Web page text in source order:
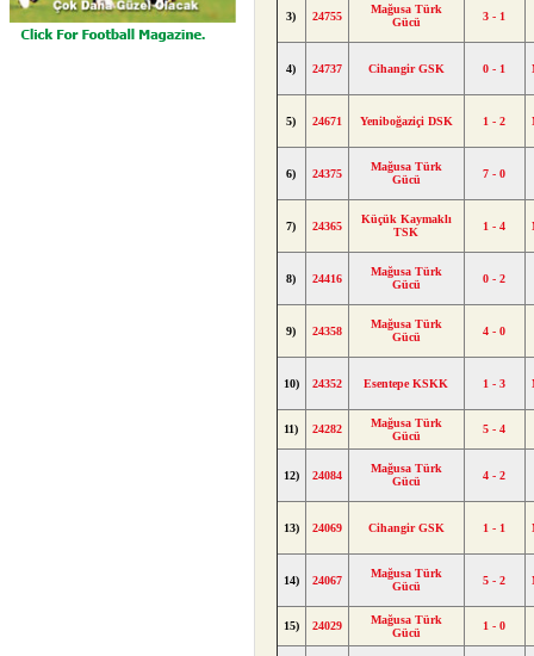
3) 24755
Mağusa Türk
Gücü
3 - 1
4) 24737 Cihangir GSK 0 - 1
5) 24671 Yeniboğaziçi DSK 1 - 2
6) 24375
Mağusa Türk
Gücü
7 - 0
7) 24365
Küçük Kaymaklı
TSK
1 - 4
8) 24416
Mağusa Türk
Gücü
0 - 2
9) 24358
Mağusa Türk
Gücü
4 - 0
10) 24352 Esentepe KSKK 1 - 3
11) 24282
Mağusa Türk
Gücü
5 - 4
12) 24084
Mağusa Türk
Gücü
4 - 2
13) 24069 Cihangir GSK 1 - 1
14) 24067
Mağusa Türk
Gücü
5 - 2
15) 24029
Mağusa Türk
Gücü
1 - 0